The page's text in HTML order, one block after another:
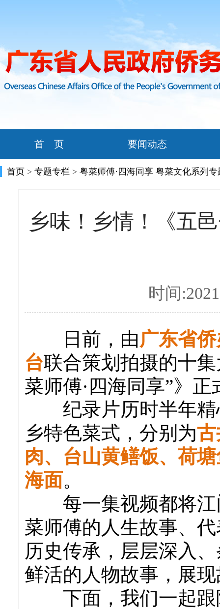
首 页 要闻动态
首页 > 专题专栏 > 粤菜师傅·四海同享 粤菜文化系列专
乡味！乡情！《五
时间
日前，由广东省
台联合策划拍摄的十
菜师傅·四海同享”》
纪录片历时半年精
乡特色菜式，分别为
肉、台山黄鳝饭、荷
海面。
每一集视频都将江
菜师傅的人生故事、
历史传承，层层深入
鲜活的人物故事，展
下面，我们一起跟